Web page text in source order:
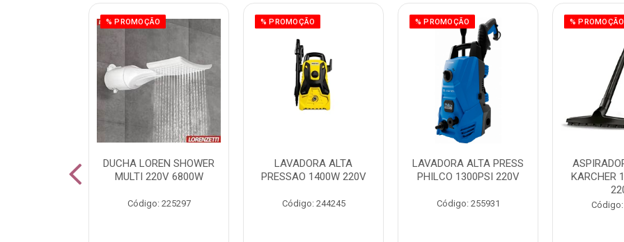
% PROMOÇÃO
DUCHA LOREN SHOWER
MULTI 220V 6800W
Código: 225297
% PROMOÇÃO
LAVADORA ALTA
PRESSAO 1400W 220V
Código: 244245
% PROMOÇÃO
LAVADORA ALTA PRESS
PHILCO 1300PSI 220V
Código: 255931
% PROMOÇÃO
KARCHER